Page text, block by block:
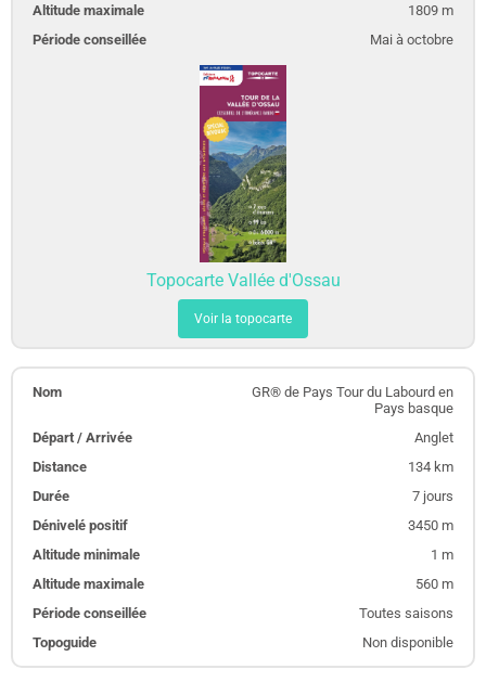
1809 m
Mai à octobre
Topocarte Vallée d'Ossau
Voir la topocarte
GR® de Pays Tour du Labourd en
Pays basque
Anglet
134 km
7 jours
3450 m
1 m
560 m
Toutes saisons
Non disponible